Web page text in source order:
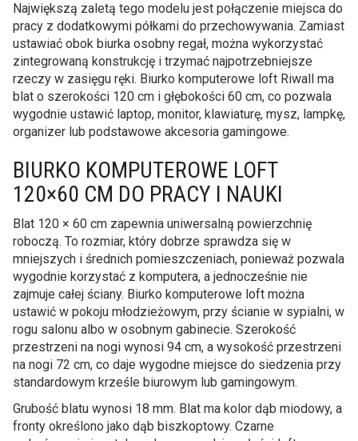
Największą zaletą tego modelu jest połączenie miejsca do
pracy z dodatkowymi półkami do przechowywania. Zamiast
ustawiać obok biurka osobny regał, można wykorzystać
zintegrowaną konstrukcję i trzymać najpotrzebniejsze
rzeczy w zasięgu ręki. Biurko komputerowe loft Riwall ma
blat o szerokości 120 cm i głębokości 60 cm, co pozwala
wygodnie ustawić laptop, monitor, klawiaturę, mysz, lampkę,
organizer lub podstawowe akcesoria gamingowe.
BIURKO KOMPUTEROWE LOFT
120×60 CM DO PRACY I NAUKI
Blat 120 × 60 cm zapewnia uniwersalną powierzchnię
roboczą. To rozmiar, który dobrze sprawdza się w
mniejszych i średnich pomieszczeniach, ponieważ pozwala
wygodnie korzystać z komputera, a jednocześnie nie
zajmuje całej ściany. Biurko komputerowe loft można
ustawić w pokoju młodzieżowym, przy ścianie w sypialni, w
rogu salonu albo w osobnym gabinecie. Szerokość
przestrzeni na nogi wynosi 94 cm, a wysokość przestrzeni
na nogi 72 cm, co daje wygodne miejsce do siedzenia przy
standardowym krześle biurowym lub gamingowym.
Grubość blatu wynosi 18 mm. Blat ma kolor dąb miodowy, a
fronty określono jako dąb biszkoptowy. Czarne